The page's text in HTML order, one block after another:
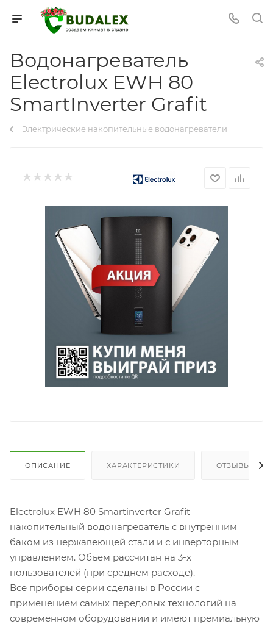
Водонагреватель
Electrolux EWH 80
SmartInverter Grafit
Электрические накопительные водонагреватели
ОПИСАНИЕ ХАРАКТЕРИСТИКИ ОТЗЫВЫ
Electrolux EWH 80 Smartinverter Grafit
накопительный водонагреватель с внутренним
баком из нержавеющей стали и с инверторным
управлением. Объем рассчитан на 3-х
пользователей (при среднем расходе).
Все приборы серии сделаны в России с
применением самых передовых технологий на
современном оборудовании и имеют премиальную